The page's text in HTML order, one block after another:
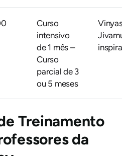
Curso
intensivo
de 1 mês –
Curso
parcial de 3
ou 5 meses
Treinamento
da